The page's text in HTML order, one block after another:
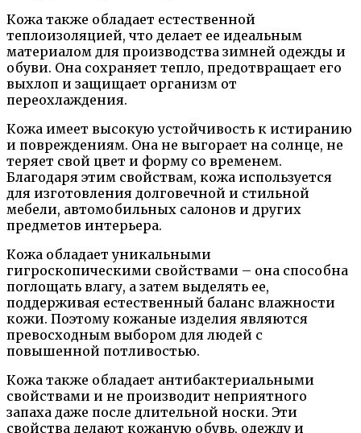
Кожа также обладает естественной
теплоизоляцией, что делает ее идеальным
материалом для производства зимней одежды и
обуви. Она сохраняет тепло, предотвращает его
выхлоп и защищает организм от
переохлаждения.
Кожа имеет высокую устойчивость к истиранию
и повреждениям. Она не выгорает на солнце, не
теряет свой цвет и форму со временем.
Благодаря этим свойствам, кожа используется
для изготовления долговечной и стильной
мебели, автомобильных салонов и других
предметов интерьера.
Кожа обладает уникальными
гигроскопическими свойствами – она способна
поглощать влагу, а затем выделять ее,
поддерживая естественный баланс влажности
кожи. Поэтому кожаные изделия являются
превосходным выбором для людей с
повышенной потливостью.
Кожа также обладает антибактериальными
свойствами и не производит неприятного
запаха даже после длительной носки. Эти
свойства делают кожаную обувь, одежду и